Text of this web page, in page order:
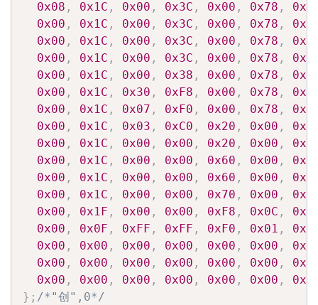
0x08 , 0x1C , 0x00 , 0x3C , 0x00 , 0x78 ,
0x00 , 0x1C , 0x00 , 0x3C , 0x00 , 0x78 ,
0x00 , 0x1C , 0x00 , 0x3C , 0x00 , 0x78 ,
0x00 , 0x1C , 0x00 , 0x3C , 0x00 , 0x78 ,
0x00 , 0x1C , 0x00 , 0x38 , 0x00 , 0x78 ,
0x00 , 0x1C , 0x30 , 0xF8 , 0x00 , 0x78 ,
0x00 , 0x1C , 0x07 , 0xF0 , 0x00 , 0x78 ,
0x00 , 0x1C , 0x03 , 0xC0 , 0x20 , 0x00 ,
0x00 , 0x1C , 0x00 , 0x00 , 0x20 , 0x00 ,
0x00 , 0x1C , 0x00 , 0x00 , 0x60 , 0x00 ,
0x00 , 0x1C , 0x00 , 0x00 , 0x60 , 0x00 ,
0x00 , 0x1C , 0x00 , 0x00 , 0x70 , 0x00 ,
0x00 , 0x1F , 0x00 , 0x00 , 0xF8 , 0x0C ,
0x00 , 0x0F , 0xFF , 0xFF , 0xF0 , 0x01 ,
0x00 , 0x00 , 0x00 , 0x00 , 0x00 , 0x00 ,
0x00 , 0x00 , 0x00 , 0x00 , 0x00 , 0x00 ,
0x00 , 0x00 , 0x00 , 0x00 , 0x00 , 0x00 ,
} ; /*"创",0*/